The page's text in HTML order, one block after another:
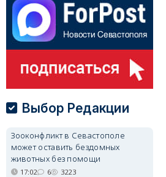
туризм
Двух москвичей на
сапбордах унесло от берега
Крыма на километр в море
вернули туристов обратно на
29/07/2026 17:03 6372
Выбор Редакции
Зооконфликт в Севастополе
может оставить бездомных
животных без помощи
17:02 6 3223